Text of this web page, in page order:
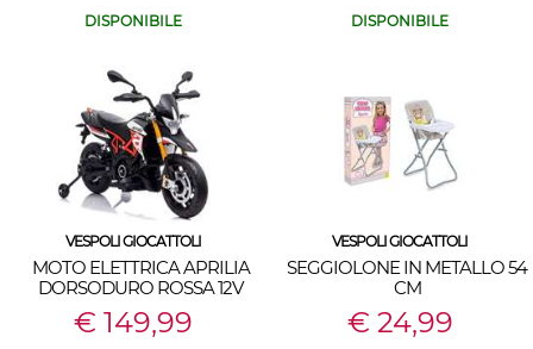
DISPONIBILE DISPONIBILE
VESPOLI GIOCATTOLI
MOTO ELETTRICA APRILIA
DORSODURO ROSSA 12V
€ 149,99
VESPOLI GIOCATTOLI
SEGGIOLONE IN METALLO 54
CM
€ 24,99